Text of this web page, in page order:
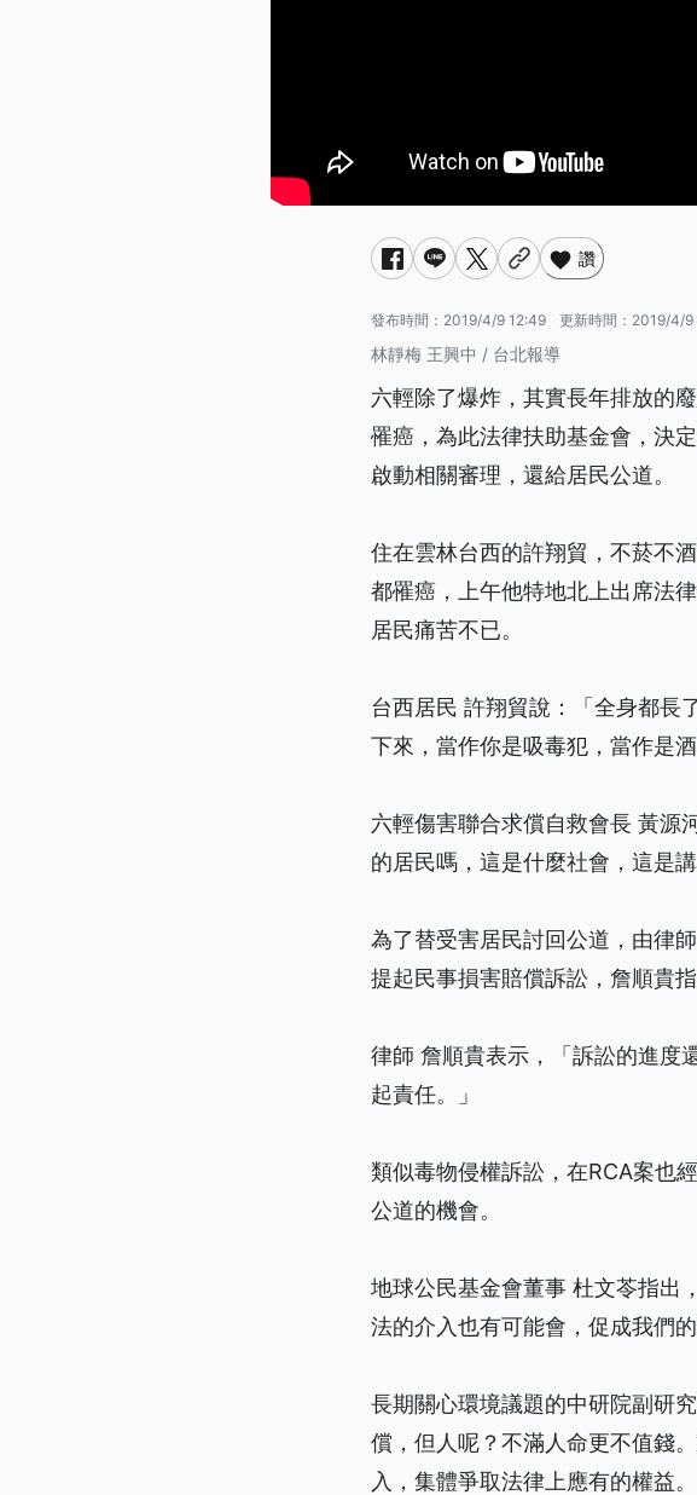
讚
發布時間： 2019/4/9 12:49 更新時間： 2019/4/9
林靜梅 王興中 / 台北報導
六輕除了爆炸，其實長年排放的
罹癌，為此法律扶助基金會，決
啟動相關審理，還給居民公道。
住在雲林台西的許翔貿，不菸不
都罹癌，上午他特地北上出席法
居民痛苦不已。
台西居民 許翔貿說：「全身都長
下來，當作你是吸毒犯，當作是酒
六輕傷害聯合求償自救會長 黃源
的居民嗎，這是什麼社會，這是
為了替受害居民討回公道，由律
提起民事損害賠償訴訟，詹順貴
律師 詹順貴表示，「訴訟的進度
起責任。」
類似毒物侵權訴訟，在RCA案也
公道的機會。
地球公民基金會董事 杜文苓指出
法的介入也有可能會，促成我們
長期關心環境議題的中研院副研
償，但人呢？不滿人命更不值錢
入，集體爭取法律上應有的權益。